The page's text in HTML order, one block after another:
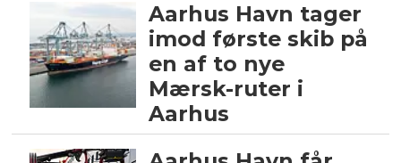
Aarhus Havn tager
imod første skib på
en af to nye
Mærsk-ruter i
Aarhus